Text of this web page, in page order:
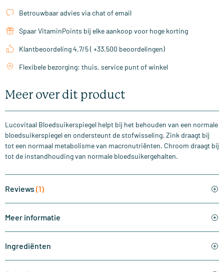
Betrouwbaar advies via chat of email
Spaar VitaminPoints bij elke aankoop voor hoge korting
Klantbeoordeling 4,7/5 ( +33.500 beoordelingen)
Flexibele bezorging: thuis, service punt of winkel
Meer over dit product
Lucovitaal Bloedsuikerspiegel helpt bij het behouden van een normale
bloedsuikerspiegel en ondersteunt de stofwisseling. Zink draagt bij
tot een normaal metabolisme van macronutriënten. Chroom draagt bij
tot de instandhouding van normale bloedsuikergehalten.
Reviews (1)
Meer informatie
Ingrediënten